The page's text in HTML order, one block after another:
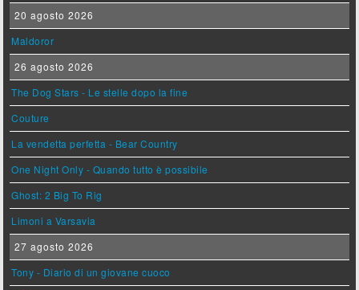
20 agosto 2026
Maldoror
26 agosto 2026
The Dog Stars - Le stelle dopo la fine
Couture
La vendetta perfetta - Bear Country
One Night Only - Quando tutto è possibile
Ghost: 2 Big To Rig
Limoni a Varsavia
27 agosto 2026
Tony - Diario di un giovane cuoco